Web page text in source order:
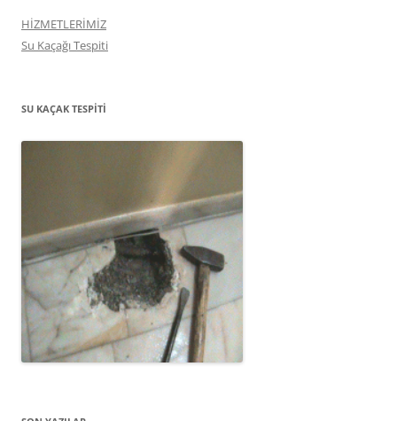
HİZMETLERİMİZ
Su Kaçağı Tespiti
SU KAÇAK TESPITI